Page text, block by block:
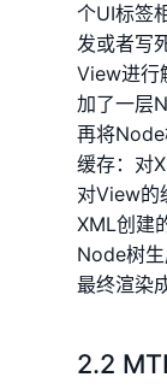
个UI标签
发或者写
View进行
加了一层
再将
缓存：对
对View的
XML创建
Node树
最终渲染
2.2